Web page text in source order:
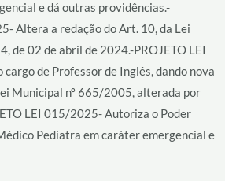
e dá outras providências.-
Altera a redação do Art. 10, da Lei
de 02 de abril de 2024.-PROJETO LEI
de Professor de Inglês, dando nova
Municipal nº 665/2005, alterada por
LEI 015/2025- Autoriza o Poder
Pediatra em caráter emergencial e